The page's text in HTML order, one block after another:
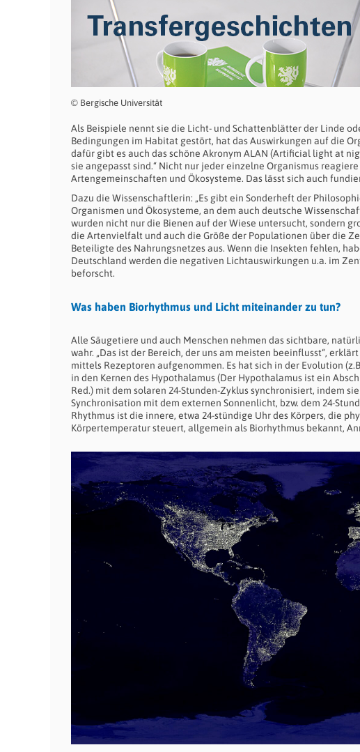
© Bergische Universität
Als Beispiele nennt sie die Licht- und Schattenblätter der Linde
Bedingungen im Habitat gestört, hat das Auswirkungen auf die
dafür gibt es auch das schöne Akronym ALAN (Artificial light at
sie angepasst sind.“ Nicht nur jeder einzelne Organismus
Artengemeinschaften und Ökosysteme. Das lässt sich auch
Dazu die Wissenschaftlerin: „Es gibt ein Sonderheft der
Organismen und Ökosysteme, an dem auch deutsche
wurden nicht nur die Bienen auf der Wiese untersucht, sondern
die Artenvielfalt und auch die Größe der Populationen über die
Beteiligte des Nahrungsnetzes aus. Wenn die Insekten fehlen,
Deutschland werden die negativen Lichtauswirkungen u.a. im
beforscht.
Was haben Biorhythmus und Licht miteinander zu tun?
Alle Säugetiere und auch Menschen nehmen das sichtbare,
wahr. „Das ist der Bereich, der uns am meisten beeinflusst“,
mittels Rezeptoren aufgenommen. Es hat sich in der Evolution
in den Kernen des Hypothalamus (Der Hypothalamus ist ein
Red.) mit dem solaren 24-Stunden-Zyklus synchronisiert, indem
Synchronisation mit dem externen Sonnenlicht, bzw. dem 24-
Rhythmus ist die innere, etwa 24-stündige Uhr des Körpers, die
Körpertemperatur steuert, allgemein als Biorhythmus bekannt,